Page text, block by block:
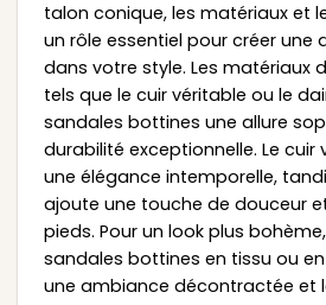
talon conique, les matériaux et
un rôle essentiel pour créer une
dans votre style. Les matériaux
tels que le cuir véritable ou le
sandales bottines une allure
durabilité exceptionnelle. Le
une élégance intemporelle,
ajoute une touche de douceur
pieds. Pour un look plus
sandales bottines en tissu ou
une ambiance décontractée et